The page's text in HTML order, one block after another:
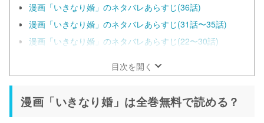
漫画「いきなり婚」のネタバレあらすじ(36話)
漫画「いきなり婚」のネタバレあらすじ(31話〜35話)
漫画「いきなり婚」のネタバレあらすじ(22〜30話)
目次を開く
漫画「いきなり婚」は全巻無料で読める？